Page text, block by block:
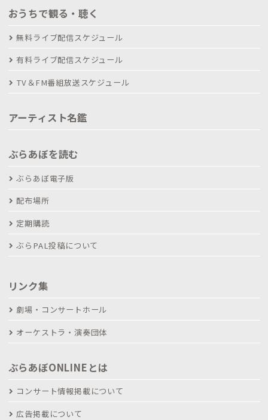
おうちで観る・聴く
無料ライブ配信スケジュール
有料ライブ配信スケジュール
TV＆FM番組放送スケジュール
アーティスト名鑑
ぶらあぼを読む
ぶらあぼ電子版
配布場所
定期購読
ぶらPAL投稿について
リンク集
劇場・コンサートホール
オーケストラ・演奏団体
ぶらあぼONLINEとは
コンサート情報掲載について
広告掲載について